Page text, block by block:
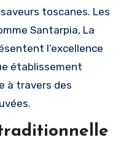
toscanes. Les
Santarpia, La
l’excellence
établissement
à travers des